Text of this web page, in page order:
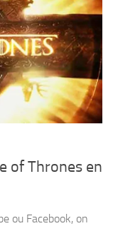
of Thrones en
ou Facebook, on